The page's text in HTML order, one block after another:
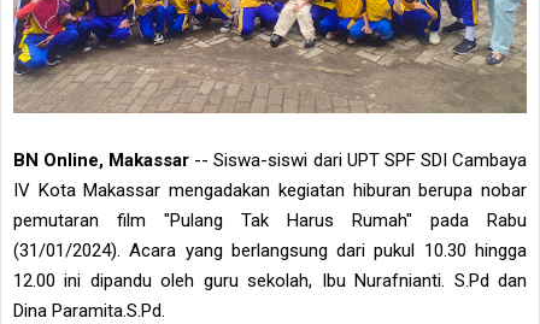
BN Online, Makassar -- Siswa-siswi dari UPT SPF SDI Cambaya
IV Kota Makassar mengadakan kegiatan hiburan berupa nobar
pemutaran film "Pulang Tak Harus Rumah" pada Rabu
(31/01/2024). Acara yang berlangsung dari pukul 10.30 hingga
12.00 ini dipandu oleh guru sekolah, Ibu Nurafnianti. S.Pd dan
Dina Paramita.S.Pd.